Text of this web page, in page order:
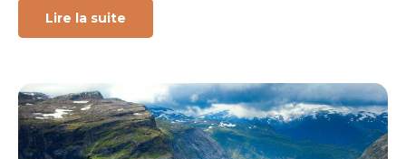
Lire la suite